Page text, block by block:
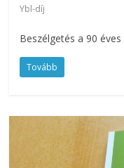
Ybl-díj
Beszélgetés a 90
Tovább